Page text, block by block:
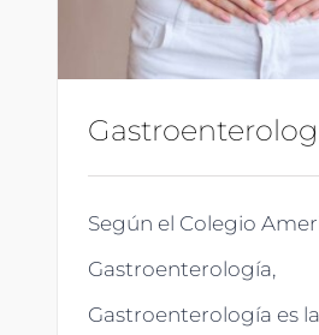
Según el Colegio
Gastroenterología,
Gastroenterología es